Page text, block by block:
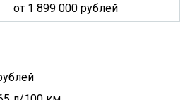
от 1 899 000 рублей